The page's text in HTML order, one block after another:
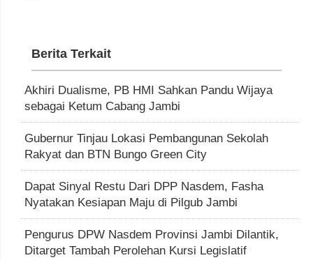
Berita Terkait
Akhiri Dualisme, PB HMI Sahkan Pandu Wijaya
sebagai Ketum Cabang Jambi
Gubernur Tinjau Lokasi Pembangunan Sekolah
Rakyat dan BTN Bungo Green City
Dapat Sinyal Restu Dari DPP Nasdem, Fasha
Nyatakan Kesiapan Maju di Pilgub Jambi
Pengurus DPW Nasdem Provinsi Jambi Dilantik,
Ditarget Tambah Perolehan Kursi Legislatif